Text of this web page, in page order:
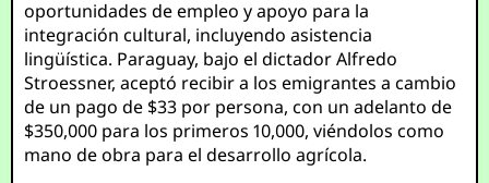
oportunidades de empleo y apoyo para la
integración cultural, incluyendo asistencia
lingüística. Paraguay, bajo el dictador Alfredo
Stroessner, aceptó recibir a los emigrantes a cambio
de un pago de $33 por persona, con un adelanto de
$350,000 para los primeros 10,000, viéndolos como
mano de obra para el desarrollo agrícola.